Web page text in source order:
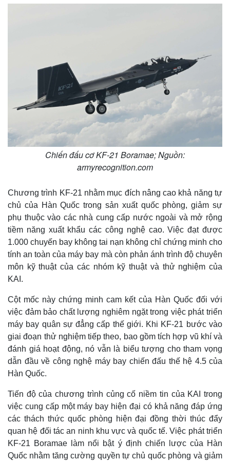
Quan sát
Cuộc sống đó đây
Hồ sơ
Video
Ảnh
E-Magazine
Infographic
Chiến đấu cơ KF-21 Boramae; Nguồn:
armyrecognition.com
Chương trình KF-21 nhằm mục đích nâng cao khả năng tự
chủ của Hàn Quốc trong sản xuất quốc phòng, giảm sự
phụ thuộc vào các nhà cung cấp nước ngoài và mở rộng
tiềm năng xuất khẩu các công nghệ cao. Việc đạt được
1.000 chuyến bay không tai nạn không chỉ chứng minh cho
tính an toàn của máy bay mà còn phản ánh trình độ chuyên
môn kỹ thuật của các nhóm kỹ thuật và thử nghiệm của
KAI.
Cột mốc này chứng minh cam kết của Hàn Quốc đối với
việc đảm bảo chất lượng nghiêm ngặt trong việc phát triển
máy bay quân sự đẳng cấp thế giới. Khi KF-21 bước vào
giai đoạn thử nghiệm tiếp theo, bao gồm tích hợp vũ khí và
đánh giá hoạt động, nó vẫn là biểu tượng cho tham vọng
dẫn đầu về công nghệ máy bay chiến đấu thế hệ 4.5 của
Hàn Quốc.
Tiến độ của chương trình củng cố niềm tin của KAI trong
việc cung cấp một máy bay hiện đại có khả năng đáp ứng
các thách thức quốc phòng hiện đại đồng thời thúc đẩy
quan hệ đối tác an ninh khu vực và quốc tế. Việc phát triển
KF-21 Boramae làm nổi bật ý định chiến lược của Hàn
Quốc nhằm tăng cường quyền tự chủ quốc phòng và giảm